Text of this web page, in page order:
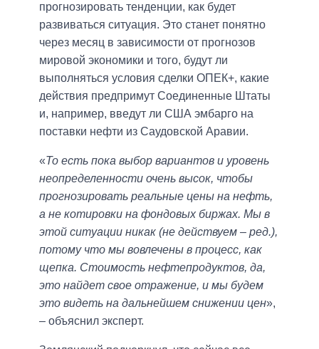
прогнозировать тенденции, как будет
развиваться ситуация. Это станет понятно
через месяц в зависимости от прогнозов
мировой экономики и того, будут ли
выполняться условия сделки ОПЕК+, какие
действия предпримут Соединенные Штаты
и, например, введут ли США эмбарго на
поставки нефти из Саудовской Аравии.
«То есть пока выбор вариантов и уровень
неопределенности очень высок, чтобы
прогнозировать реальные цены на нефть,
а не котировки на фондовых биржах. Мы в
этой ситуации никак (не действуем – ред.),
потому что мы вовлечены в процесс, как
щепка. Стоимость нефтепродуктов, да,
это найдет свое отражение, и мы будем
это видеть на дальнейшем снижении цен»,
– объяснил эксперт.